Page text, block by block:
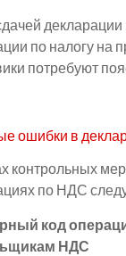
по налогу на
потребуют
ошибки в
контрольных
по НДС
код
НДС